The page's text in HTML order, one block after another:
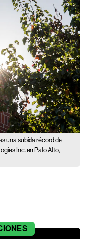
una subida récord de
Inc. en Palo Alto,